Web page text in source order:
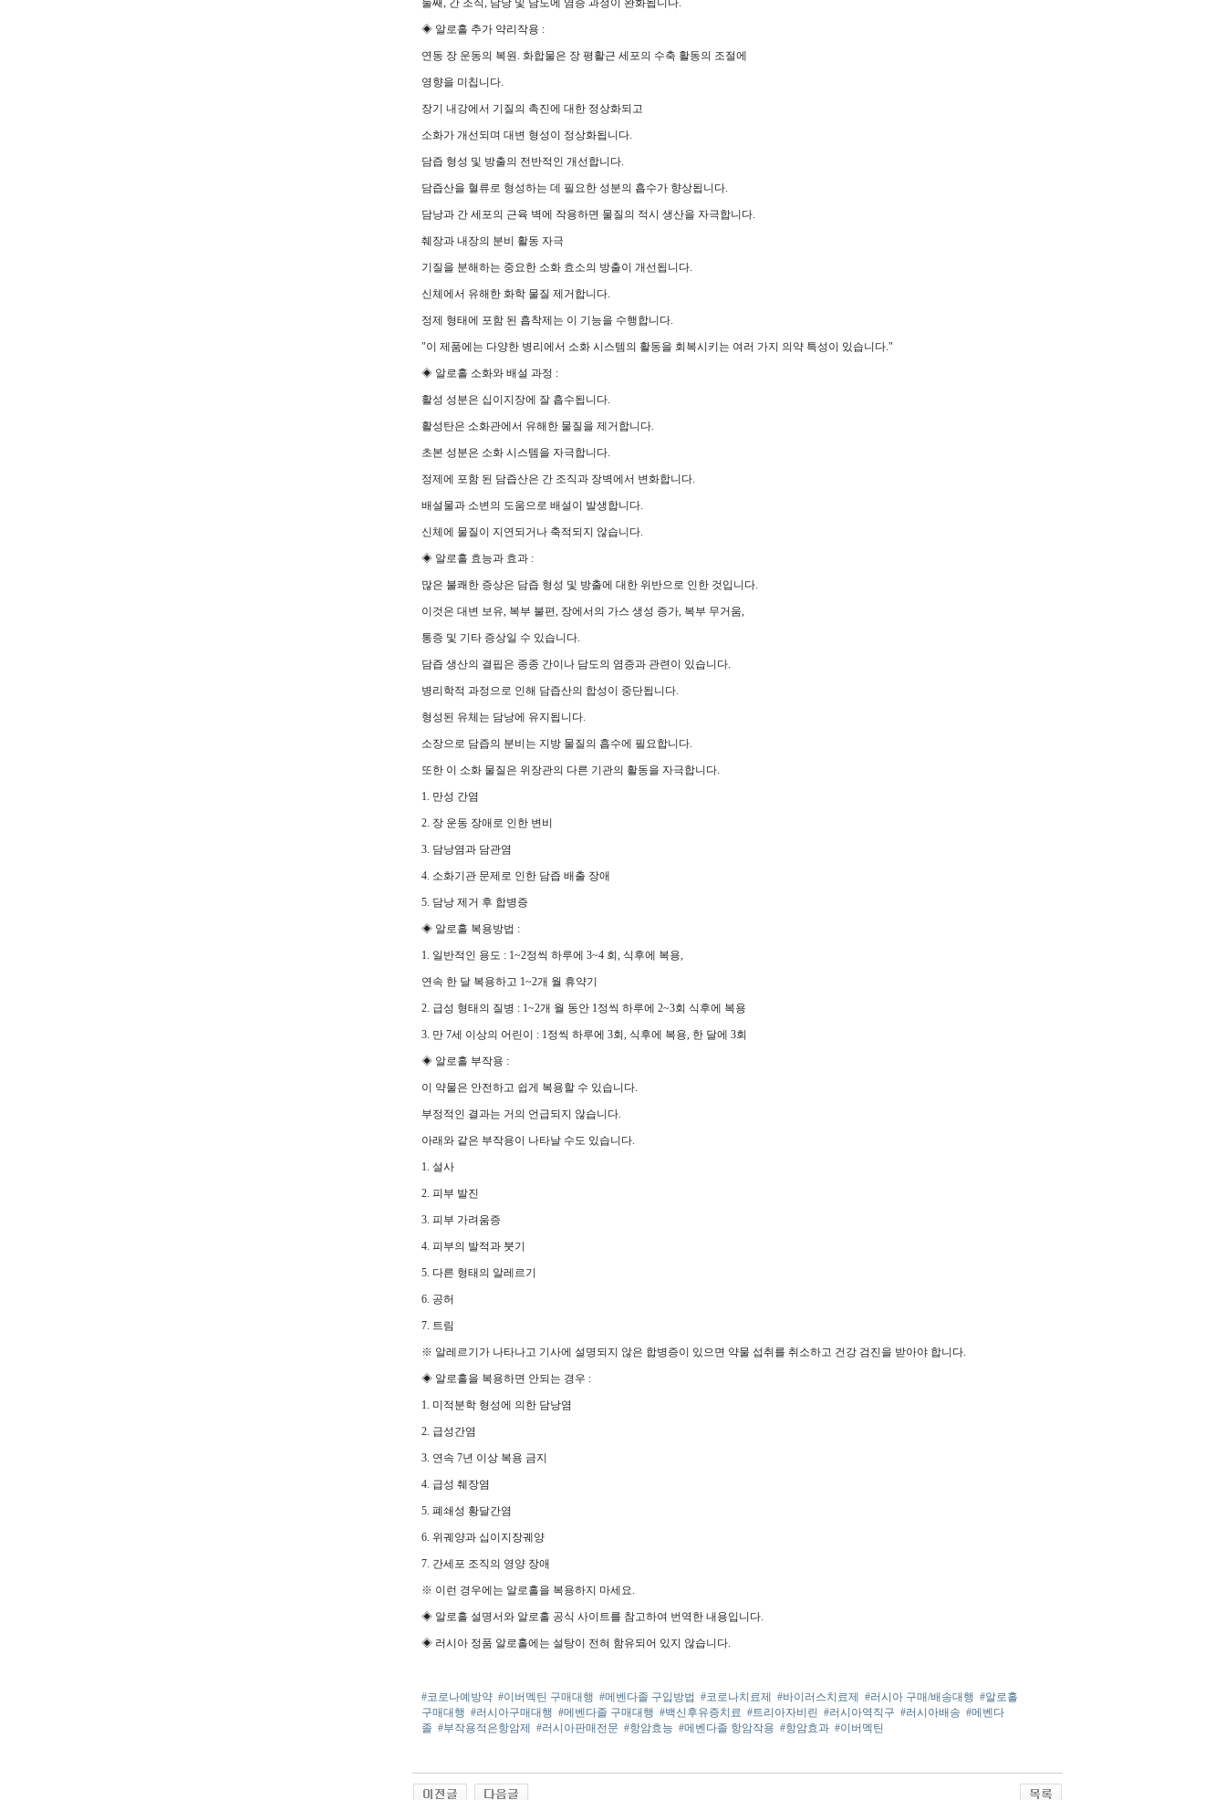
둘째, 간 조직, 담낭 및 담도에 염증 과정이 완화됩니다.
◈ 알로홀 추가 약리작용 :
연동 장 운동의 복원. 화합물은 장 평활근 세포의 수축 활동의 조절에
영향을 미칩니다.
장기 내강에서 기질의 촉진에 대한 정상화되고
소화가 개선되며 대변 형성이 정상화됩니다.
담즙 형성 및 방출의 전반적인 개선합니다.
담즙산을 혈류로 형성하는 데 필요한 성분의 흡수가 향상됩니다.
담낭과 간 세포의 근육 벽에 작용하면 물질의 적시 생산을 자극합니다.
췌장과 내장의 분비 활동 자극
기질을 분해하는 중요한 소화 효소의 방출이 개선됩니다.
신체에서 유해한 화학 물질 제거합니다.
정제 형태에 포함 된 흡착제는 이 기능을 수행합니다.
"이 제품에는 다양한 병리에서 소화 시스템의 활동을 회복시키는 여러 가지 의약 특성이 있습니다."
◈ 알로홀 소화와 배설 과정 :
활성 성분은 십이지장에 잘 흡수됩니다.
활성탄은 소화관에서 유해한 물질을 제거합니다.
초본 성분은 소화 시스템을 자극합니다.
정제에 포함 된 담즙산은 간 조직과 장벽에서 변화합니다.
배설물과 소변의 도움으로 배설이 발생합니다.
신체에 물질이 지연되거나 축적되지 않습니다.
◈ 알로홀 효능과 효과 :
많은 불쾌한 증상은 담즙 형성 및 방출에 대한 위반으로 인한 것입니다.
이것은 대변 보유, 복부 불편, 장에서의 가스 생성 증가, 복부 무거움,
통증 및 기타 증상일 수 있습니다.
담즙 생산의 결핍은 종종 간이나 담도의 염증과 관련이 있습니다.
병리학적 과정으로 인해 담즙산의 합성이 중단됩니다.
형성된 유체는 담낭에 유지됩니다.
소장으로 담즙의 분비는 지방 물질의 흡수에 필요합니다.
또한 이 소화 물질은 위장관의 다른 기관의 활동을 자극합니다.
1. 만성 간염
2. 장 운동 장애로 인한 변비
3. 담낭염과 담관염
4. 소화기관 문제로 인한 담즙 배출 장애
5. 담낭 제거 후 합병증
◈ 알로홀 복용방법 :
1. 일반적인 용도 : 1~2정씩 하루에 3~4 회, 식후에 복용,
연속 한 달 복용하고 1~2개 월 휴약기
2. 급성 형태의 질병 : 1~2개 월 동안 1정씩 하루에 2~3회 식후에 복용
3. 만 7세 이상의 어린이 : 1정씩 하루에 3회, 식후에 복용, 한 달에 3회
◈ 알로홀 부작용 :
이 약물은 안전하고 쉽게 복용할 수 있습니다.
부정적인 결과는 거의 언급되지 않습니다.
아래와 같은 부작용이 나타날 수도 있습니다.
1. 설사
2. 피부 발진
3. 피부 가려움증
4. 피부의 발적과 붓기
5. 다른 형태의 알레르기
6. 공허
7. 트림
※ 알레르기가 나타나고 기사에 설명되지 않은 합병증이 있으면 약물 섭취를 취소하고 건강 검진을 받아야 합니다.
◈ 알로홀을 복용하면 안되는 경우 :
1. 미적분학 형성에 의한 담낭염
2. 급성간염
3. 연속 7년 이상 복용 금지
4. 급성 췌장염
5. 폐쇄성 황달간염
6. 위궤양과 십이지장궤양
7. 간세포 조직의 영양 장애
※ 이런 경우에는 알로홀을 복용하지 마세요.
◈ 알로홀 설명서와 알로홀 공식 사이트를 참고하여 번역한 내용입니다.
◈ 러시아 정품 알로홀에는 설탕이 전혀 함유되어 있지 않습니다.
#코로나예방약 #이버멕틴 구매대행 #메벤다졸 구입방법 #코로나치료제 #바이러스치료제 #러시아 구매/배송대행 #알로홀
구매대행 #러시아구매대행 #메벤다졸 구매대행 #백신후유증치료 #트리아자비린 #러시아역직구 #러시아배송 #메벤다
졸 #부작용적은항암제 #러시아판매전문 #항암효능 #메벤다졸 항암작용 #항암효과 #이버멕틴